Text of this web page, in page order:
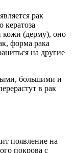
рак
кератоза
кожи (дерму), оно
форма рака
на другие
большими и
в рак
появление на
покрова с